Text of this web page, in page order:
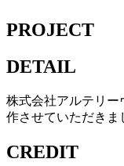
PROJECT
DETAIL
株式会社アルテリー
作させていただきま
CREDIT